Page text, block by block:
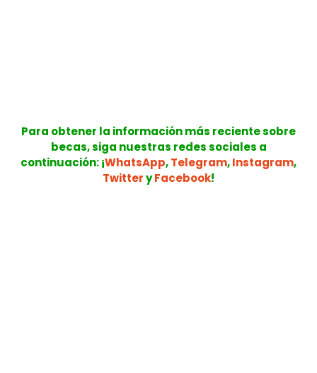
Para obtener la información más reciente sobre
becas, siga nuestras redes sociales a
continuación: ¡WhatsApp,Telegram,Instagram,
TwitteryFacebook!